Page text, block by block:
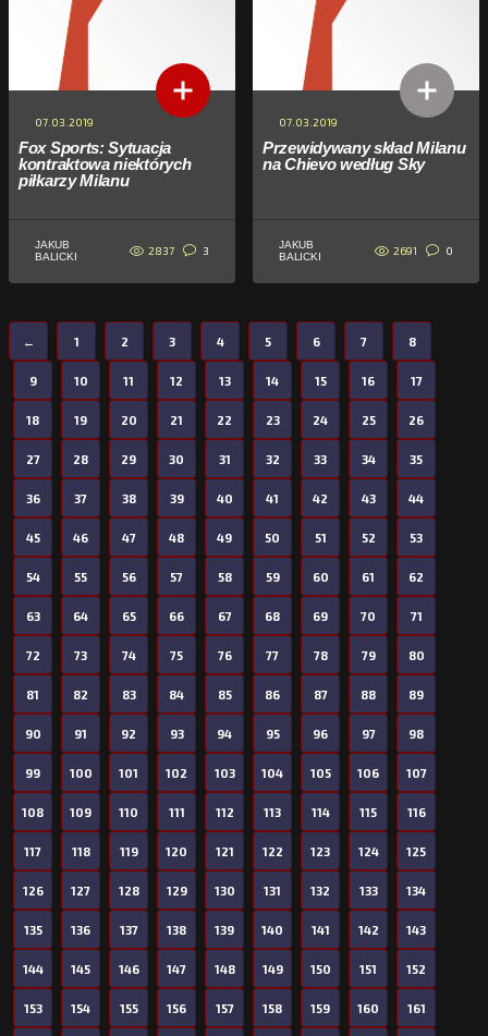
07.03.2019
Fox Sports: Sytuacja
kontraktowa niektórych
piłkarzy Milanu
JAKUB
BALICKI
2837 3
07.03.2019
Przewidywany skład Milanu
na Chievo według Sky
JAKUB
BALICKI
2691 0
← 1 2 3 4 5 6 7 8
9 10 11 12 13 14 15 16 17
18 19 20 21 22 23 24 25 26
27 28 29 30 31 32 33 34 35
36 37 38 39 40 41 42 43 44
45 46 47 48 49 50 51 52 53
54 55 56 57 58 59 60 61 62
63 64 65 66 67 68 69 70 71
72 73 74 75 76 77 78 79 80
81 82 83 84 85 86 87 88 89
90 91 92 93 94 95 96 97 98
99 100 101 102 103 104 105 106 107
108 109 110 111 112 113 114 115 116
117 118 119 120 121 122 123 124 125
126 127 128 129 130 131 132 133 134
135 136 137 138 139 140 141 142 143
144 145 146 147 148 149 150 151 152
153 154 155 156 157 158 159 160 161